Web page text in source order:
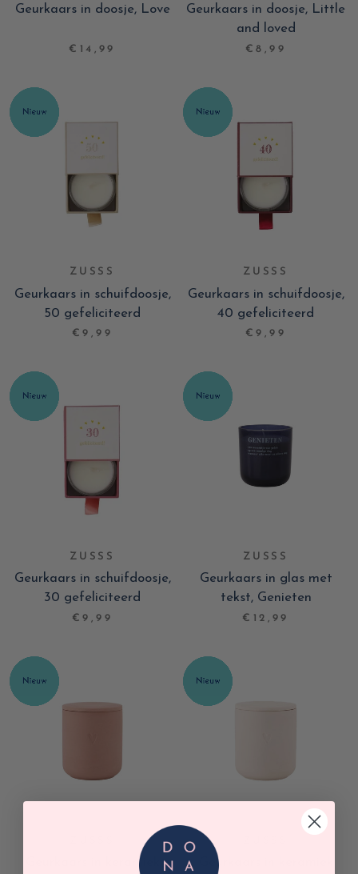
Geurkaars in doosje, Love
€14,99
Geurkaars in doosje, Little
and loved
€8,99
ZUSSS
Geurkaars in schuifdoosje,
50 gefeliciteerd
€9,99
ZUSSS
Geurkaars in schuifdoosje,
40 gefeliciteerd
€9,99
ZUSSS
Geurkaars in schuifdoosje,
30 gefeliciteerd
€9,99
ZUSSS
Geurkaars in glas met
tekst, Genieten
€12,99
Geurkaars in keramiek
Geurkaars in keramiek